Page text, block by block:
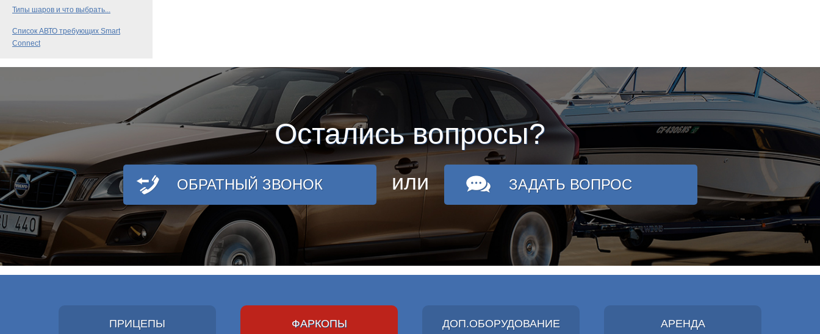
Типы шаров и что выбрать...
Список АВТО требующих Smart
Connect
Остались вопросы?
ОБРАТНЫЙ ЗВОНОК или ЗАДАТЬ ВОПРОС
ПРИЦЕПЫ ФАРКОПЫ ДОП.ОБОРУДОВАНИЕ АРЕНДА